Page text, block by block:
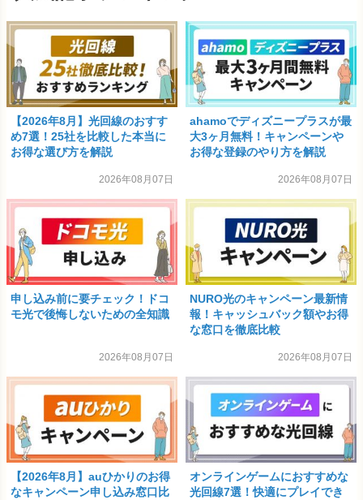
【2026年8月】光回線のおすす
め7選！25社を比較した本当に
お得な選び方を解説
2026年08月07日
ahamoでディズニープラスが最
大3ヶ月無料！キャンペーンや
お得な登録のやり方を解説
2026年08月07日
申し込み前に要チェック！ドコ
モ光で後悔しないための全知識
2026年08月07日
NURO光のキャンペーン最新情
報！キャッシュバック額やお得
な窓口を徹底比較
2026年08月07日
【2026年8月】auひかりのお得
なキャンペーン申し込み窓口比
オンラインゲームにおすすめな
光回線7選！快適にプレイでき